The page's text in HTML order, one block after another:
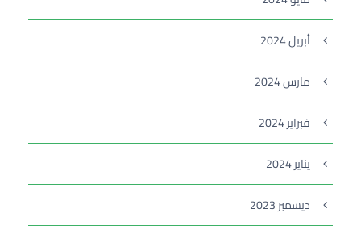
أبريل 2024
مارس 2024
فبراير 2024
يناير 2024
ديسمبر 2023